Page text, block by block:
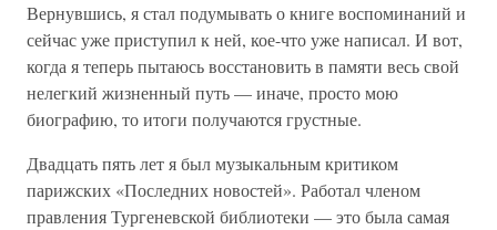
Вернувшись, я стал подумывать о книге воспоминаний и
сейчас уже приступил к ней, кое-что уже написал. И вот,
когда я теперь пытаюсь восстановить в памяти весь свой
нелегкий жизненный путь — иначе, просто мою
биографию, то итоги получаются грустные.
Двадцать пять лет я был музыкальным критиком
парижских «Последних новостей». Работал членом
правления Тургеневской библиотеки — это была самая